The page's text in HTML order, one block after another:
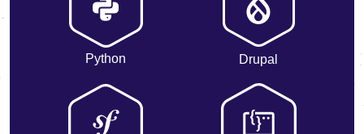
Python Drupal